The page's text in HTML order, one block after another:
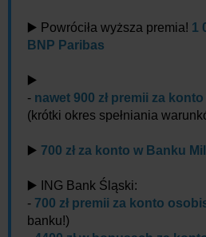
▶️ Powróciła wyższa premia! 1
BNP Paribas
▶️
- nawet 900 zł premii za
(krótki okres spełniania
▶️ 700 zł za konto w Banku
▶️ ING Bank Śląski:
- 700 zł premii za konto
banku!)